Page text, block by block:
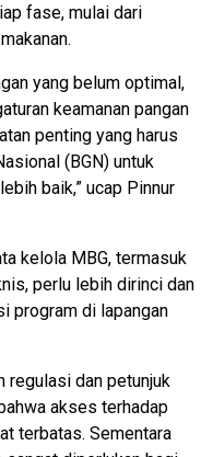
fase, mulai dari
yang belum optimal,
keamanan pangan
penting yang harus
(BGN) untuk
baik,” ucap Pinnur
kelola MBG, termasuk
perlu lebih dirinci dan
program di lapangan
regulasi dan petunjuk
akses terhadap
terbatas. Sementara